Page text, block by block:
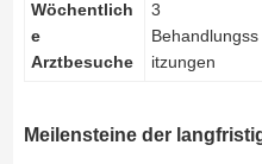
Wöchentlich
e
Arztbesuche
3
Behandlungss
itzungen
Meilensteine der